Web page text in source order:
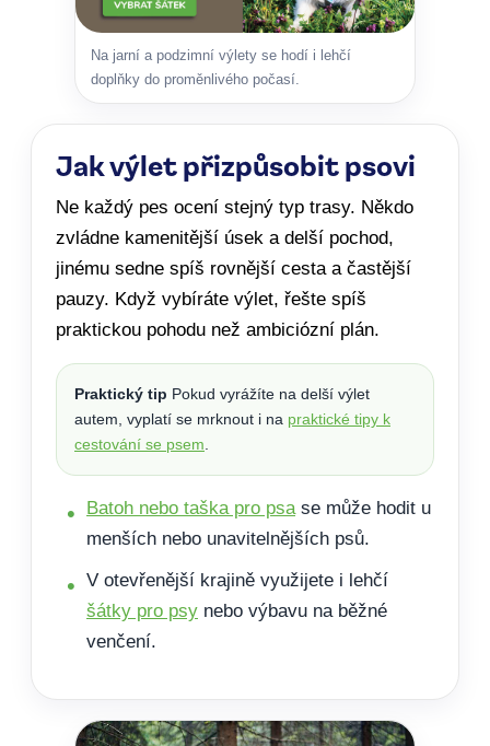
Na jarní a podzimní výlety se hodí i lehčí
doplňky do proměnlivého počasí.
Jak výlet přizpůsobit psovi
Ne každý pes ocení stejný typ trasy. Někdo
zvládne kamenitější úsek a delší pochod,
jinému sedne spíš rovnější cesta a častější
pauzy. Když vybíráte výlet, řešte spíš
praktickou pohodu než ambiciózní plán.
Praktický tip Pokud vyrážíte na delší výlet
autem, vyplatí se mrknout i na praktické tipy k
cestování se psem
Batoh nebo taška pro psa se může hodit u
menších nebo unavitelnějších psů.
V otevřenější krajině využijete i lehčí
šátky pro psy nebo výbavu na běžné
venčení.